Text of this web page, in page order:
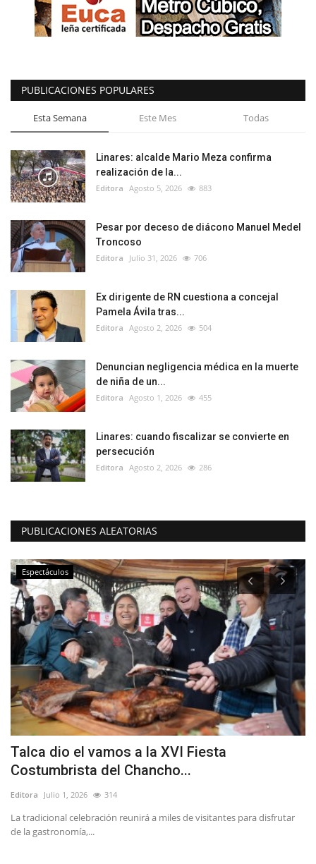
PUBLICACIONES POPULARES
Esta Semana Este Mes Todas
Linares: alcalde Mario Meza confirma
realización de la...
Editora Agosto 5, 2026 883
Pesar por deceso de diácono Manuel Medel
Troncoso
Editora Julio 31, 2026 706
Ex dirigente de RN cuestiona a concejal
Pamela Ávila tras...
Editora Agosto 2, 2026 504
Denuncian negligencia médica en la muerte
de niña de un...
Editora Agosto 1, 2026 455
Linares: cuando fiscalizar se convierte en
persecución
Editora Agosto 2, 2026 286
PUBLICACIONES ALEATORIAS
Espectáculos
Talca dio el vamos a la XVI Fiesta
Costumbrista del Chancho...
Editora Julio 1, 2026 314
La tradicional celebración reunirá a miles de visitantes para disfrutar
de la gastronomía,...